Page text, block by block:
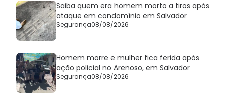
Saiba quem era homem morto a tiros após
ataque em condomínio em Salvador
Segurança08/08/2026
Homem morre e mulher fica ferida após
ação policial no Arenoso, em Salvador
Segurança08/08/2026